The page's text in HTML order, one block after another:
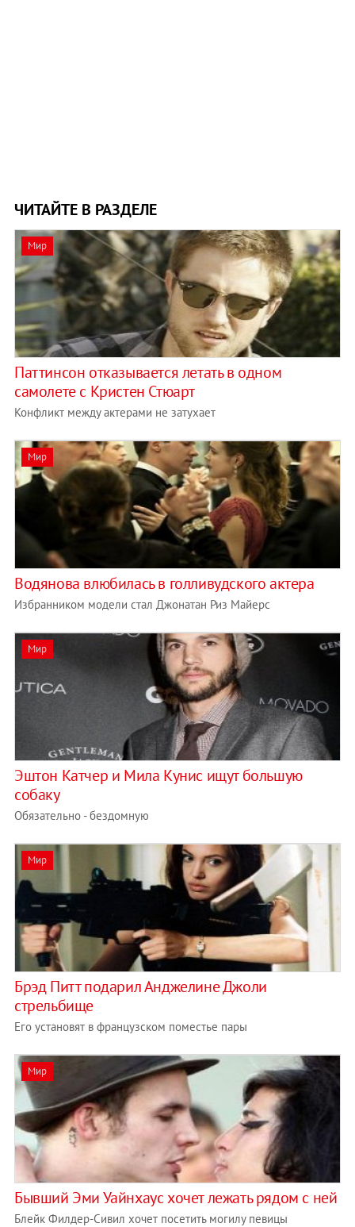
ЧИТАЙТЕ В РАЗДЕЛЕ
Мир
Паттинсон отказывается летать в одном
самолете с Кристен Стюарт
Конфликт между актерами не затухает
Мир
Водянова влюбилась в голливудского актера
Избранником модели стал Джонатан Риз Майерс
Мир
Эштон Катчер и Мила Кунис ищут большую
собаку
Обязательно - бездомную
Мир
Брэд Питт подарил Анджелине Джоли
стрельбище
Его установят в французском поместье пары
Мир
Бывший Эми Уайнхаус хочет лежать рядом с ней
Блейк Филдер-Сивил хочет посетить могилу певицы